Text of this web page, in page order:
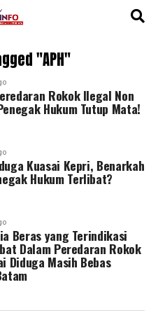
"APH"
Rokok Ilegal Non
Hukum Tutup Mata!
Kuasai Kepri, Benarkah
Hukum Terlibat?
Beras yang Terindikasi
Dalam Peredaran Rokok
Diduga Masih Bebas